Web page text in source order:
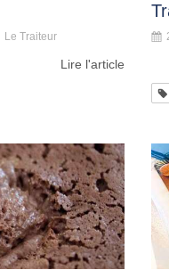
Le Traiteur
Lire l'article